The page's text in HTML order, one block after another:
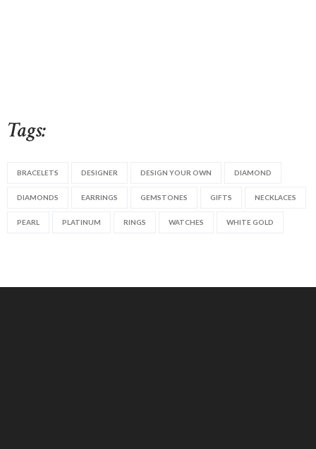
Tags:
BRACELETS DESIGNER DESIGN YOUR OWN DIAMOND
DIAMONDS EARRINGS GEMSTONES GIFTS NECKLACES
PEARL PLATINUM RINGS WATCHES WHITE GOLD